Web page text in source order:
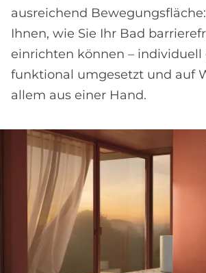
ausreichend
Ihnen, wie Sie Ihr Bad
einrichten können – individuell
funktional umgesetzt und auf
allem aus einer Hand.